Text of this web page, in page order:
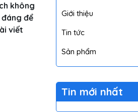
không
để
viết
Giới thiệu
Tin tức
Sản phẩm
Tin mới nhất